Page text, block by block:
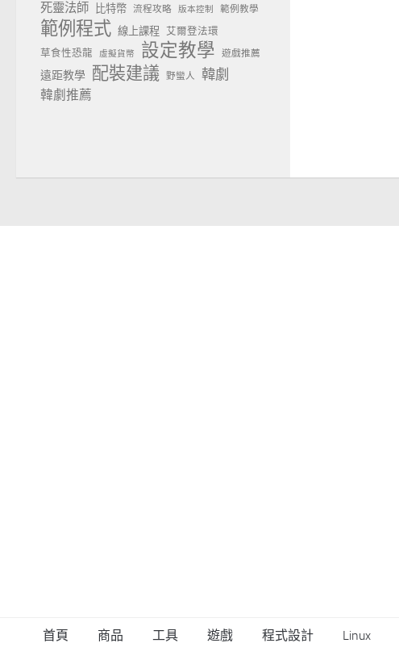
死靈法師 比特幣 流程攻略 版本控制 範例教學
範例程式 線上課程
艾爾登法環
草食性恐龍
虛擬貨幣 設定教學 遊戲推薦
遠距教學 配裝建議 野蠻人 韓劇
韓劇推薦
首頁 商品 工具 遊戲 程式設計 Linux